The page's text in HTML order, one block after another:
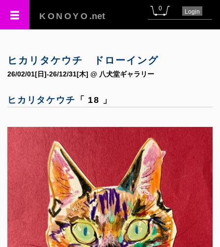
KONOYO .net
0 Login
ヒカリタケウチ ドローイング
26/02/01[日]-26/12/31[木] @ 八犬堂ギャラリー
ヒカリタケウチ 「 18 」